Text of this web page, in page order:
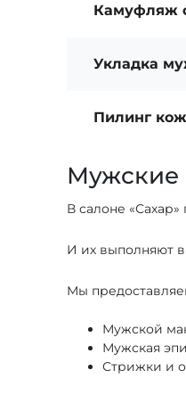
Камуфляж
Укладка
Пилинг
Мужские
В салоне
И их выполняют
Мы
Мужской
Мужская
Стрижки и